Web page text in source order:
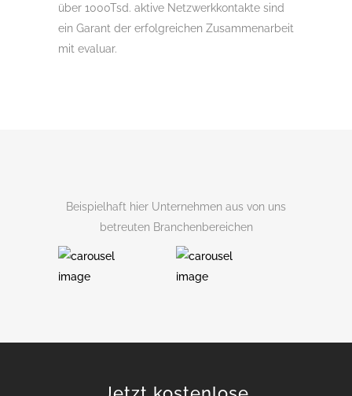
über 1000Tsd. aktive Netzwerkkontakte sind
ein Garant der erfolgreichen Zusammenarbeit
mit evaluar.
Beispielhaft hier Unternehmen aus von uns
betreuten Branchenbereichen